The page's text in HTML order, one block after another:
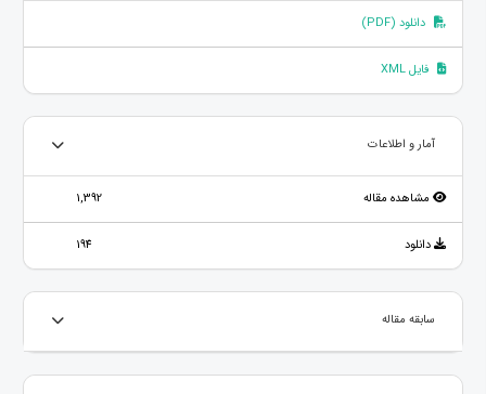
دانلود (PDF)
فایل XML
آمار و اطلاعات
مشاهده مقاله 1,392
دانلود 194
سابقه مقاله